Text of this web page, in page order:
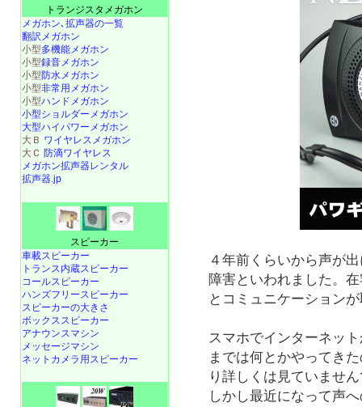
４年前くらいから声が
障害といわれました。
とコミュニケーション
スマホでインターネッ
までは何とかやってき
り詳しくは見ていませ
しかし最近になって声
トランジスタメガホン
メガホン､拡声器の一覧
翻訳メガホン
小型多機能メガホン
小型録音メガホン
小型防水メガホン
小型非常用メガホン
小型ハンドメガホン
小型ショルダーメガホン
大型ハイパワーメガホン
大Ｂ ワイヤレスメガホン
大Ｃ 防滴ワイヤレス
メガホン拡声器レンタル
拡声器.jp
スピーカー
車載スピーカー
トランス内蔵スピーカー
コールスピーカー
ハンズフリースピーカー
スピーカーの大きさ
ボックススピーカー
アナウンスマシン
メッセージマシン
ネットカメラ用スピーカー